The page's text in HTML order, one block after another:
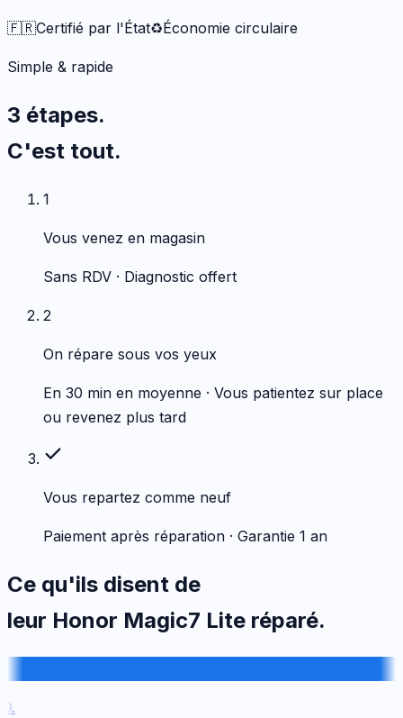
🇫🇷Certifié par l'État♻️Économie circulaire
Simple & rapide
3 étapes.
C'est tout.
1
Vous venez en magasin
Sans RDV · Diagnostic offert
2
On répare sous vos yeux
En 30 min en moyenne · Vous patientez sur place
ou revenez plus tard
Vous repartez comme neuf
Paiement après réparation · Garantie 1 an
Ce qu'ils disent de
leur Honor Magic7 Lite réparé.